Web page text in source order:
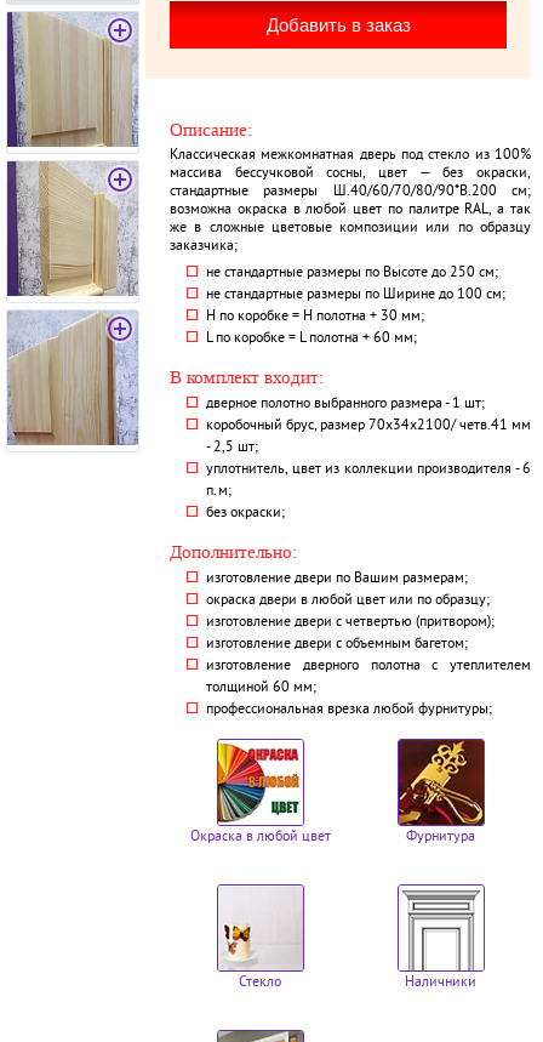
Описание:
Классическая межкомнатная дверь под стекло из 100%
массива бессучковой сосны, цвет — без окраски,
стандартные размеры Ш.40/60/70/80/90*В.200 см;
возможна окраска в любой цвет по палитре RAL, а так
же в сложные цветовые композиции или по образцу
заказчика;
не стандартные размеры по Высоте до 250 см;
не стандартные размеры по Ширине до 100 см;
H по коробке = Н полотна + 30 мм;
L по коробке = L полотна + 60 мм;
В комплект входит:
дверное полотно выбранного размера - 1 шт;
коробочный брус, размер 70х34х2100/ четв.41 мм
- 2,5 шт;
уплотнитель, цвет из коллекции производителя - 6
п.м;
без окраски;
Дополнительно:
изготовление двери по Вашим размерам;
окраска двери в любой цвет или по образцу;
изготовление двери с четвертью (притвором);
изготовление двери с объемным багетом;
изготовление дверного полотна с утеплителем
толщиной 60 мм;
профессиональная врезка любой фурнитуры;
Окраска в любой цвет Фурнитура
Стекло Наличники